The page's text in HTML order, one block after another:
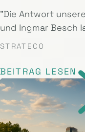
"Die Antwort
und Ingmar Besch
STRATECO
BEITRAG LESEN